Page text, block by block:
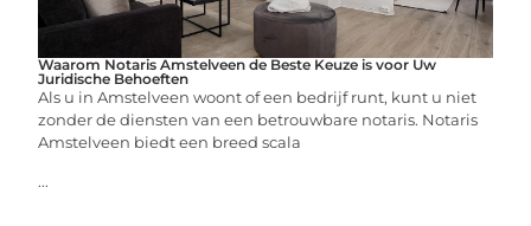
Waarom Notaris Amstelveen de Beste Keuze is voor Uw
Juridische Behoeften
Als u in Amstelveen woont of een bedrijf runt, kunt u niet
zonder de diensten van een betrouwbare notaris. Notaris
Amstelveen biedt een breed scala
...